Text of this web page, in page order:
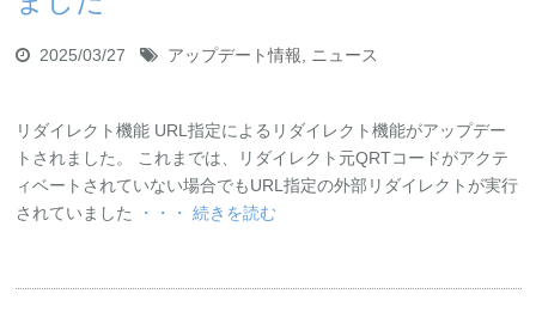
2025/03/27 アップデート情報 ニュース
リダイレクト機能 URL指定によるリダイレクト機能がアップデー
トされました。 これまでは、リダイレクト元QRTコードがアクテ
ィベートされていない場合でもURL指定の外部リダイレクトが実行
されていました
・・・ 続きを読む